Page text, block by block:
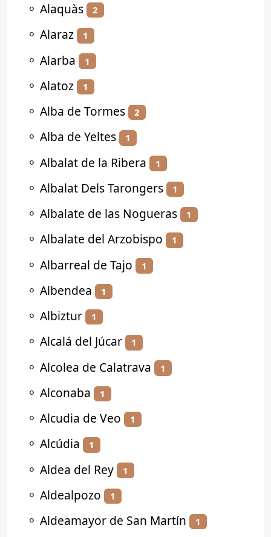
⚬ Alaquàs 2
⚬ Alaraz 1
⚬ Alarba 1
⚬ Alatoz 1
⚬ Alba de Tormes 2
⚬ Alba de Yeltes 1
⚬ Albalat de la Ribera 1
⚬ Albalat Dels Tarongers 1
⚬ Albalate de las Nogueras 1
⚬ Albalate del Arzobispo 1
⚬ Albarreal de Tajo 1
⚬ Albendea 1
⚬ Albiztur 1
⚬ Alcalá del Júcar 1
⚬ Alcolea de Calatrava 1
⚬ Alconaba 1
⚬ Alcudia de Veo 1
⚬ Alcúdia 1
⚬ Aldea del Rey 1
⚬ Aldealpozo 1
⚬ Aldeamayor de San Martín 1